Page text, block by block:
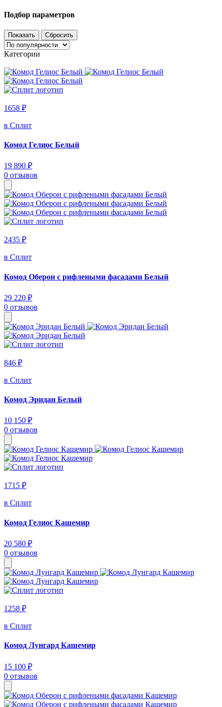
Подбор параметров
Категории
1658 ₽
в Сплит
Комод Гелиос Белый
19 890 ₽
0 отзывов
2435 ₽
в Сплит
Комод Оберон с рифлеными фасадами Белый
29 220 ₽
0 отзывов
846 ₽
в Сплит
Комод Эридан Белый
10 150 ₽
0 отзывов
1715 ₽
в Сплит
Комод Гелиос Кашемир
20 580 ₽
0 отзывов
1258 ₽
в Сплит
Комод Лунгард Кашемир
15 100 ₽
0 отзывов